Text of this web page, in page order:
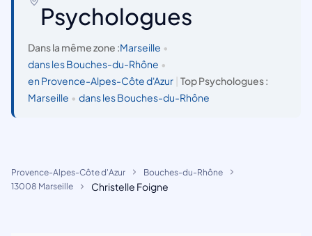
Psychologues
Dans la même zone :Marseille •
dans les Bouches-du-Rhône •
en Provence-Alpes-Côte d'Azur
Top Psychologues :
Marseille • dans les Bouches-du-Rhône
Provence-Alpes-Côte d'Azur
Bouches-du-Rhône
13008 Marseille
Christelle Foigne